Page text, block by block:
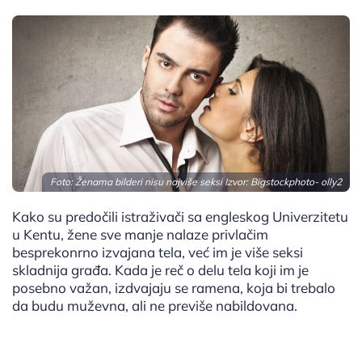
Foto: Ženama bilderi nisu najviše seksi Izvor: Bigstockphoto- olly2
Kako su predočili istraživači sa engleskog Univerzitetu
u Kentu, žene sve manje nalaze privlačim
besprekonrno izvajana tela, već im je više seksi
skladnija građa. Kada je reč o delu tela koji im je
posebno važan, izdvajaju se ramena, koja bi trebalo
da budu muževna, ali ne previše nabildovana.